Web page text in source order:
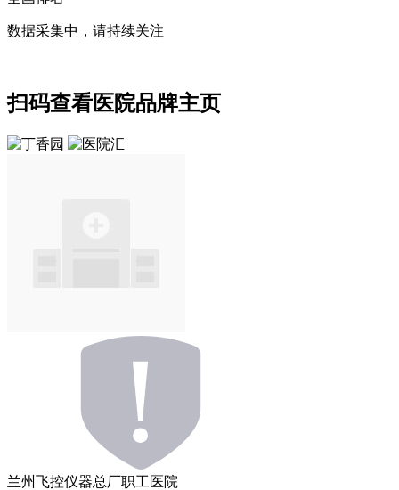
数据采集中，请持续关注
扫码查看医院品牌主页
兰州飞控仪器总厂职工医院